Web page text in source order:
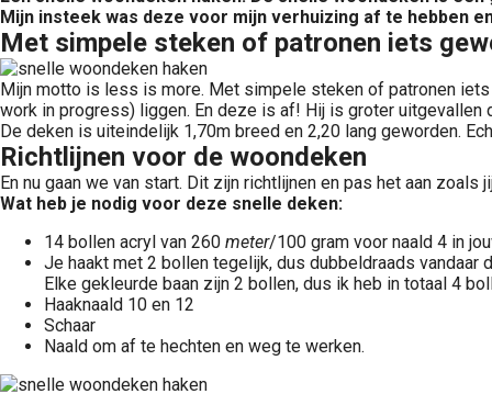
Mijn insteek was deze voor mijn verhuizing af te hebben
Met simpele steken of patronen iets
Mijn motto is less is more. Met simpele steken of patronen
work in progress) liggen. En deze is af! Hij is groter uitgevallen
De deken is uiteindelijk 1,70m breed en 2,20 lang geworden.
Richtlijnen voor de woondeken
En nu gaan we van start. Dit zijn richtlijnen en pas het aan zoals
Wat heb je nodig voor deze snelle deken:
14 bollen acryl van 260 meter/100 gram voor naald 4 in
Je haakt met 2 bollen tegelijk, dus dubbeldraads vandaar
Elke gekleurde baan zijn 2 bollen, dus ik heb in totaal 4
Haaknaald 10 en 12
Schaar
Naald om af te hechten en weg te werken.